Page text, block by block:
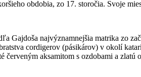
obdobia, zo 17. storočia. Svoje
najvýznamnejšia matrika zo
cordigerov (pásikárov) v okolí
červeným aksamitom s ozdobami a